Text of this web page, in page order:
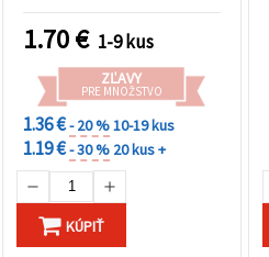
kreatívne DIY tvorenie
1.70€ 1-9 kus
ZĽAVY
PRE MNOŽSTVO
1.36 €- 20 %10-19 kus
1.19 €- 30 % 20 kus +
KÚPIŤ